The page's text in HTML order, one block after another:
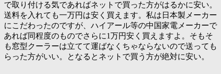
で取り付ける気であればネットで買った方がはるかに安い。
送料を入れても一万円は安く買えます。私は日本製メーカー
にこだわったのですが、ハイアール等の中国家電メーカーで
あれば同程度のものでさらに1万円安く買えますよ。そもそ
も窓型クーラーは立てて運ばなくちゃならないので送っても
らった方がいい。となるとネットで買う方が絶対に安い。